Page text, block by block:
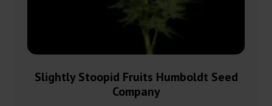
Slightly Stoopid Fruits Humboldt Seed
Company